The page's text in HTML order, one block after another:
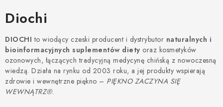
ARTYKUŁY SPOŻYWCZE
TEMATY
Diochi
DIOCHI to wiodący czeski producent i dystrybutor naturalnych i
bioinformacyjnych suplementów diety oraz kosmetyków
ozonowych, łączących tradycyjną medycynę chińską z nowoczesną
wiedzą. Działa na rynku od 2003 roku, a jej produkty wspierają
zdrowie i wewnętrzne piękno – PIĘKNO ZACZYNA SIĘ
WEWNĄTRZ®.